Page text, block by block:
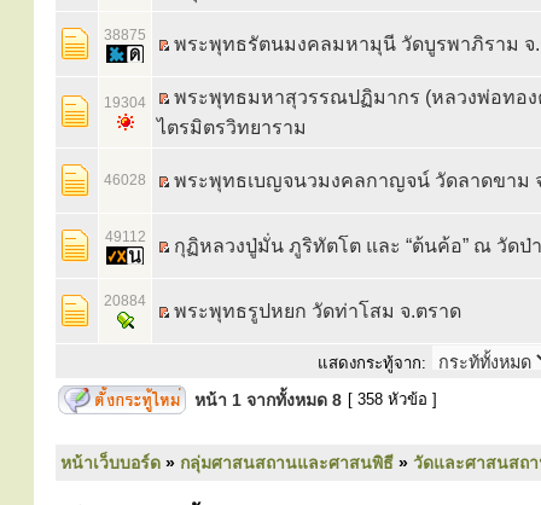
38875 พระพุทธรัตนมงคลมหามุนี วัดบูรพาภิราม จ.
19304
พระพุทธมหาสุวรรณปฏิมากร (หลวงพ่อทอง
ไตรมิตรวิทยาราม
46028 พระพุทธเบญจนวมงคลกาญจน์ วัดลาดขาม
49112 กุฏิหลวงปู่มั่น ภูริทัตโต และ “ต้นค้อ” ณ วัดป่
20884 พระพุทธรูปหยก วัดท่าโสม จ.ตราด
แสดงกระทู้จาก:
หน้า 1 จากทั้งหมด 8 [ 358 หัวข้อ ]
หน้าเว็บบอร์ด » กลุ่มศาสนสถานและศาสนพิธี » วัดและศาสนสถ